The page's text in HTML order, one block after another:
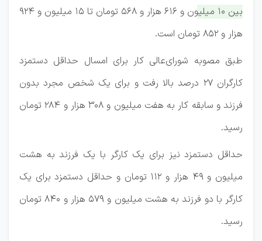
بین ۱۰ میلیون و ۶۱۶ هزار و ۵۶۸ تومان تا ۱۵ میلیون و ۹۲۴
هزار و ۸۵۲ تومان است.
طبق مصوبه شورای‌عالی کار برای امسال حداقل دستمزد
کارگران ۲۷ درصد بالا رفت و برای یک شخص مجرد بدون
فرزند و سابقه کار به هفت میلیون و ۳۰۸ هزار و ۲۸۴ تومان
رسید.
حداقل دستمزد نیز برای یک کارگر با یک فرزند به هشت
میلیون و ۴۹ هزار و ۱۱۲ تومان و حداقل دستمزد برای یک
کارگر با دو فرزند به هشت میلیون و ۵۷۹ هزار و ۸۴۰ تومان
رسید.